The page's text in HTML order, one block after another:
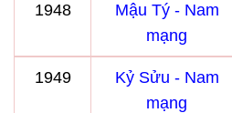
1948
Mậu Tý - Nam
mạng
1949
Kỷ Sửu - Nam
mạng